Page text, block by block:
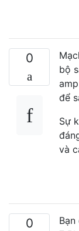
0
bộ
để
Sự
và
0